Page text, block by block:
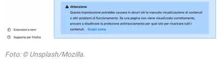
Foto: © Unsplash/Mozilla.